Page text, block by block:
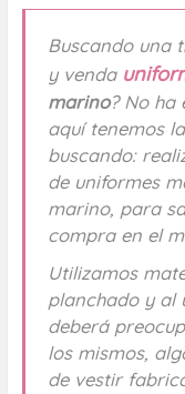
Buscando una
y venda
marino? No ha
aquí tenemos
buscando:
de uniformes
marino, para
compra en el
Utilizamos
planchado y al
deberá
los mismos,
de vestir